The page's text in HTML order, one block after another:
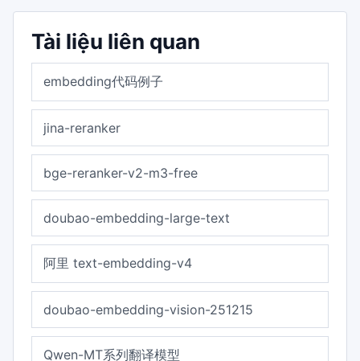
Tài liệu liên quan
embedding代码例子
jina-reranker
bge-reranker-v2-m3-free
doubao-embedding-large-text
阿里 text-embedding-v4
doubao-embedding-vision-251215
Qwen-MT系列翻译模型